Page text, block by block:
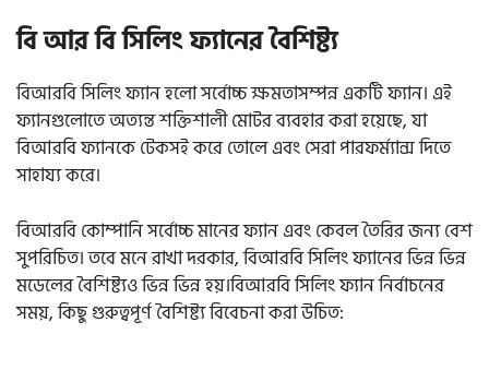
বি আর বি সিলিং ফ্যানের বৈশিষ্ট্য
বিআরবি সিলিং ফ্যান হলো সর্বোচ্চ ক্ষমতাসম্পন্ন একটি ফ্যান। এই
ফ্যানগুলোতে অত্যন্ত শক্তিশালী মোটর ব্যবহার করা হয়েছে, যা
বিআরবি ফ্যানকে টেকসই করে তোলে এবং সেরা পারফর্ম্যান্স দিতে
সাহায্য করে।
বিআরবি কোম্পানি সর্বোচ্চ মানের ফ্যান এবং কেবল তৈরির জন্য বেশ
সুপরিচিত। তবে মনে রাখা দরকার, বিআরবি সিলিং ফ্যানের ভিন্ন ভিন্ন
মডেলের বৈশিষ্ট্যও ভিন্ন ভিন্ন হয়।বিআরবি সিলিং ফ্যান নির্বাচনের
সময়, কিছু গুরুত্বপূর্ণ বৈশিষ্ট্য বিবেচনা করা উচিত: